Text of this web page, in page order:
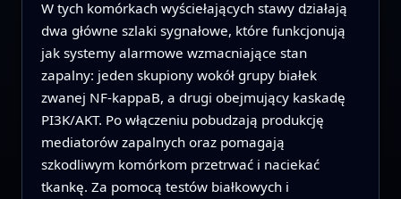
W tych komórkach wyściełających stawy działają
dwa główne szlaki sygnałowe, które funkcjonują
jak systemy alarmowe wzmacniające stan
zapalny: jeden skupiony wokół grupy białek
zwanej NF-kappaB, a drugi obejmujący kaskadę
PI3K/AKT. Po włączeniu pobudzają produkcję
mediatorów zapalnych oraz pomagają
szkodliwym komórkom przetrwać i naciekać
tkankę. Za pomocą testów białkowych i